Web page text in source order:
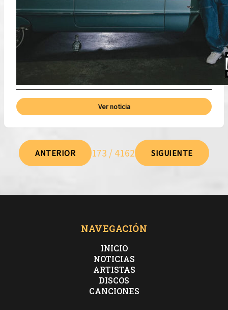
Ver noticia
ANTERIOR 173 / 4162 SIGUIENTE
NAVEGACIÓN
INICIO
NOTICIAS
ARTISTAS
DISCOS
CANCIONES